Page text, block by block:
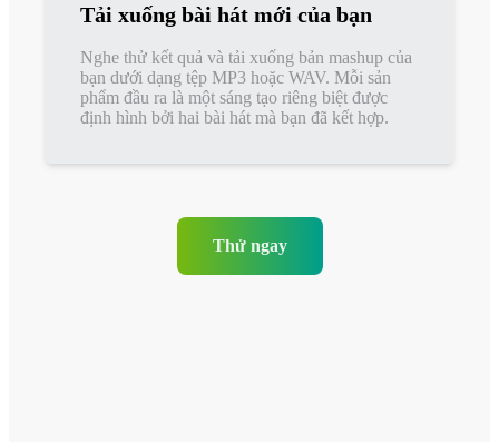
Tải xuống bài hát mới của bạn
Nghe thử kết quả và tải xuống bản mashup của
bạn dưới dạng tệp MP3 hoặc WAV. Mỗi sản
phẩm đầu ra là một sáng tạo riêng biệt được
định hình bởi hai bài hát mà bạn đã kết hợp.
Thử ngay